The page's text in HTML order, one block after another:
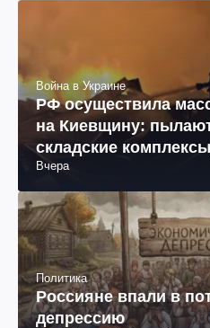
Война в Украине
РФ осуществила
на Киевщину:
складские
раненых (фото,
Вчера
Политика
Россияне впали в
депрессию